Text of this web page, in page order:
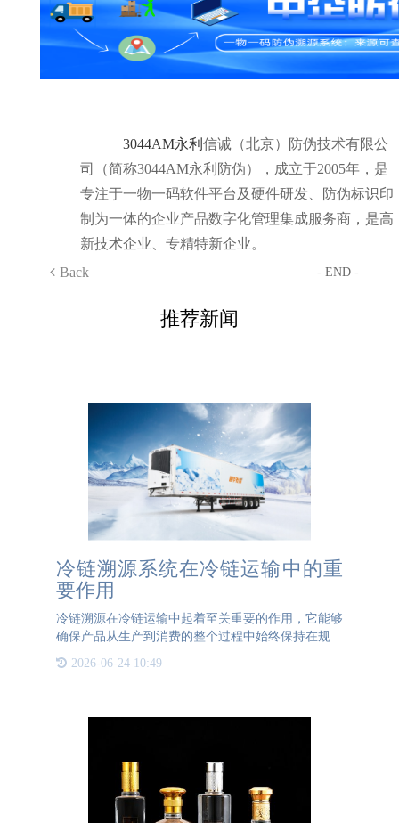
3044AM永利 信诚（北京）防伪技术有限公
司（简称3044AM永利防伪），成立于2005年，是
专注于一物一码软件平台及硬件研发、防伪标识印
制为一体的企业产品数字化管理集成服务商，是高
新技术企业、专精特新企业。
Back
- END -
推荐新闻
冷链溯源系统在冷链运输中的重
要作用
冷链溯源在冷链运输中起着至关重要的作用，它能够
确保产品从生产到消费的整个过程中始终保持在规定
链溯源对冷链运输的监督和追踪作用的具体体现：
2026-06-24 10:49